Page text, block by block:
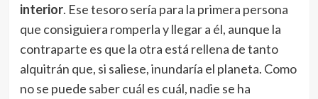
interior. Ese tesoro sería para la primera persona
que consiguiera romperla y llegar a él, aunque la
contraparte es que la otra está rellena de tanto
alquitrán que, si saliese, inundaría el planeta. Como
no se puede saber cuál es cuál, nadie se ha